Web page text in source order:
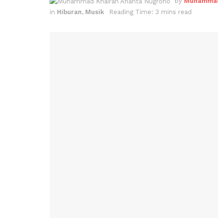
in Hiburan, Musik Reading Time: 3 mins read